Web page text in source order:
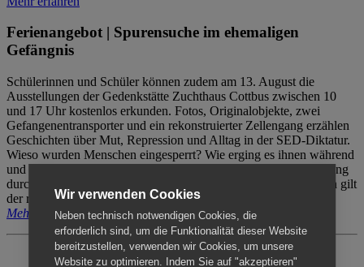
Ferienangebot | Spurensuche im ehemaligen
Gefängnis
Schülerinnen und Schüler können zudem am 13. August die
Ausstellungen der Gedenkstätte Zuchthaus Cottbus zwischen 10
und 17 Uhr kostenlos erkunden. Fotos, Originalobjekte, zwei
Gefangenentransporter und ein rekonstruierter Zellengang erzählen
Geschichten über Mut, Repression und Alltag in der SED-Diktatur.
Wieso wurden Menschen eingesperrt? Wie erging es ihnen während
und nach der Haft? Der Besuch erfolgt individuell ohne Betreuung
durch das Menschenrechtszentrum Cottbus. Für Begleitpersonen gilt
der reguläre Eintritt (8€ / ermäßigt 5€).
Mehr erfahren
Wir verwenden Cookies
Neben technisch notwendigen Cookies, die
erforderlich sind, um die Funktionalität dieser Website
bereitzustellen, verwenden wir Cookies, um unsere
Website zu optimieren. Indem Sie auf "akzeptieren"